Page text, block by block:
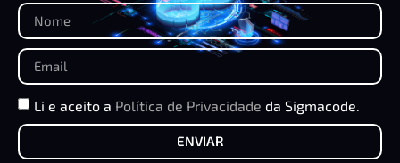
Li e aceito a Política de Privacidade da Sigmacode.
ENVIAR